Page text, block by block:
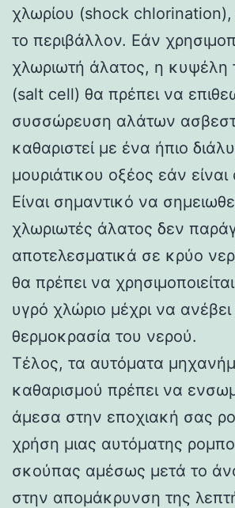
χλωρίου (shock chlorination),
το περιβάλλον. Εάν
χλωριωτή άλατος, η κυψέλη
(salt cell) θα πρέπει να
συσσώρευση αλάτων
καθαριστεί με ένα ήπιο
μουριάτικου οξέος εάν είναι
Είναι σημαντικό να
χλωριωτές άλατος δεν
αποτελεσματικά σε κρύο
θα πρέπει να
υγρό χλώριο μέχρι να ανέβει
θερμοκρασία του νερού.
Τέλος, τα αυτόματα
καθαρισμού πρέπει να
άμεσα στην εποχιακή σας
χρήση μιας αυτόματης
σκούπας αμέσως μετά το
στην απομάκρυνση της